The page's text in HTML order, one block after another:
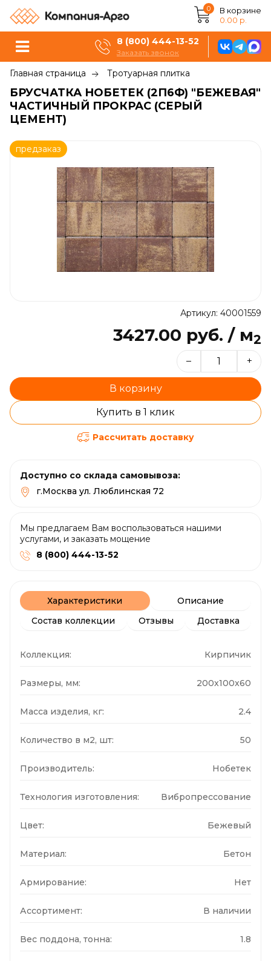
0
В корзине
0.00 р.
8 (800) 444-13-52
Заказать звонок
Главная страница Тротуарная плитка
БРУСЧАТКА НОБЕТЕК (2П6Ф) "БЕЖЕВАЯ"
ЧАСТИЧНЫЙ ПРОКРАС (СЕРЫЙ
ЦЕМЕНТ)
предзаказ
Артикул: 40001559
3427.00 руб. / м2
– +
В корзину
Купить в 1 клик
Рассчитать доставку
Доступно со склада самовывоза:
г.Москва ул. Люблинская 72
Мы предлагаем Вам воспользоваться нашими
услугами, и заказать мощение
8 (800) 444-13-52
Характеристики
Описание
Состав коллекции
Отзывы Доставка
Коллекция: Кирпичик
Размеры, мм: 200x100x60
Масса изделия, кг: 2.4
Количество в м2, шт: 50
Производитель: Нобетек
Технология изготовления: Вибропрессование
Цвет: Бежевый
Материал: Бетон
Армирование: Нет
Ассортимент: В наличии
Вес поддона, тонна: 1.8